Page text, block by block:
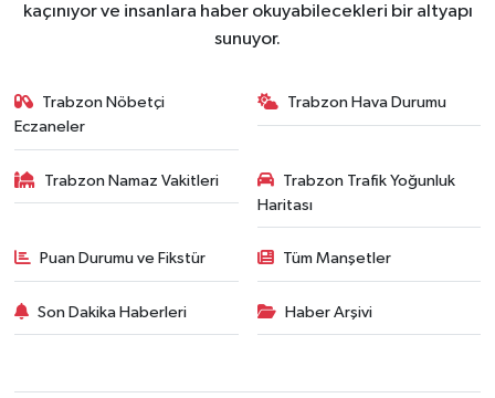
kaçınıyor ve insanlara haber okuyabilecekleri bir altyapı
sunuyor.
Trabzon Nöbetçi
Eczaneler
Trabzon Hava Durumu
Trabzon Namaz Vakitleri
Trabzon Trafik Yoğunluk
Haritası
Puan Durumu ve Fikstür Tüm Manşetler
Son Dakika Haberleri Haber Arşivi